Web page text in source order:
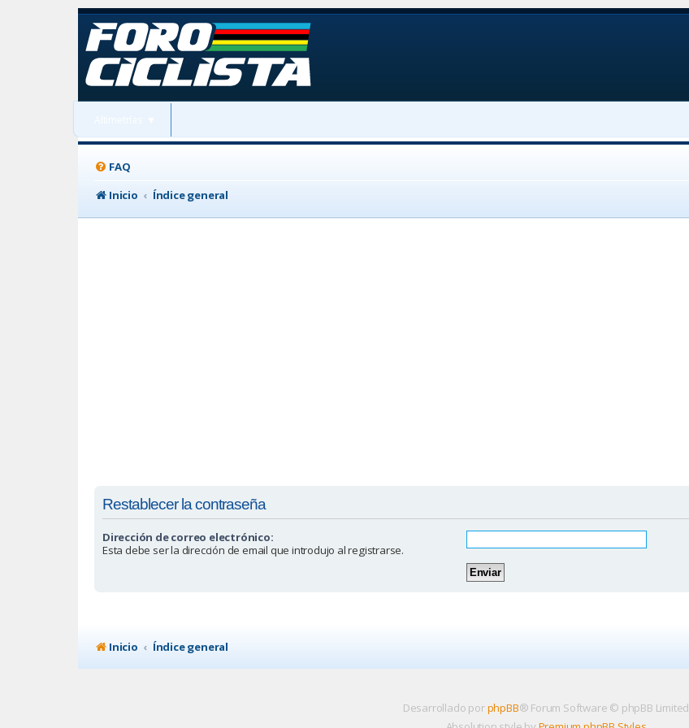
FAQ
Inicio
Índice general
Restablecer la contraseña
Dirección de correo electrónico:
Esta debe ser la dirección de email que introdujo al registrarse.
Inicio Índice general
Desarrollado porphpBB® Forum Software © phpBB Limited